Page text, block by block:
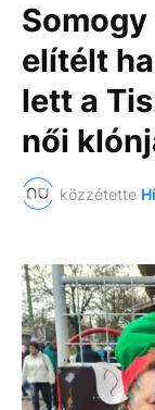
elítélt
lett a
női
közzétette